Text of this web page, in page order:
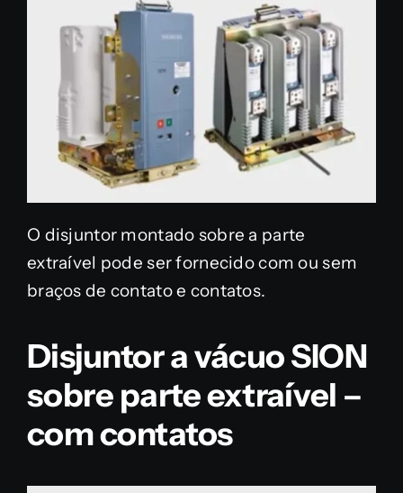
O disjuntor montado sobre a parte
extraível pode ser fornecido com ou sem
braços de contato e contatos.
Disjuntor a vácuo SION
sobre parte extraível –
com contatos